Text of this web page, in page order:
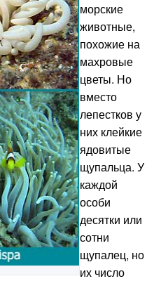
морские
животные,
похожие на
махровые
цветы. Но
вместо
лепестков у
них клейкие
ядовитые
щупальца. У
каждой
особи
десятки или
сотни
щупалец, но
их число